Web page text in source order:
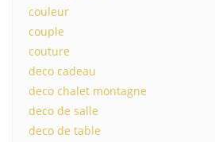
couleur
couple
couture
deco cadeau
deco chalet montagne
deco de salle
deco de table